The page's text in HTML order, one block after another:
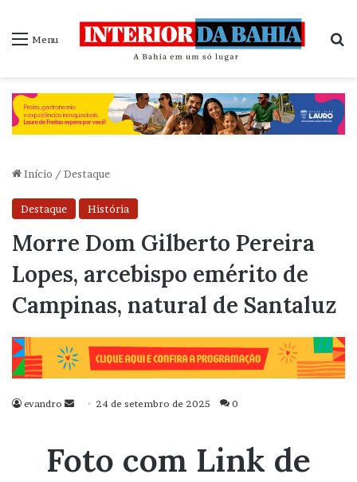
Menu
Início / Destaque
Destaque História
Morre Dom Gilberto Pereira
Lopes, arcebispo emérito de
Campinas, natural de Santaluz
evandro
Mande
mail
24 de setembro de 2025 0
Foto com Link de